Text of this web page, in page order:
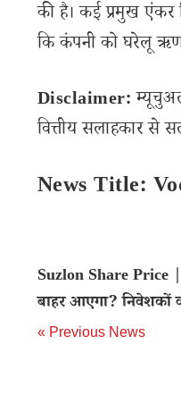
की है। कई प्रमुख एंकर
कि कंपनी को घरेलू
Disclaimer:
वित्तीय सलाहकार से
News Title:
Suzlon Share
बाहर आएगा? निवेशकों
« Previous News